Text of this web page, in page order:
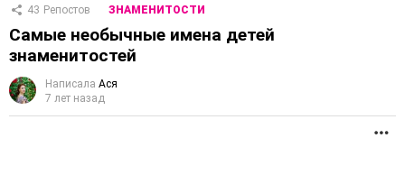
43 Репостов ЗНАМЕНИТОСТИ
Самые необычные имена детей
знаменитостей
Написала Ася
7 лет назад